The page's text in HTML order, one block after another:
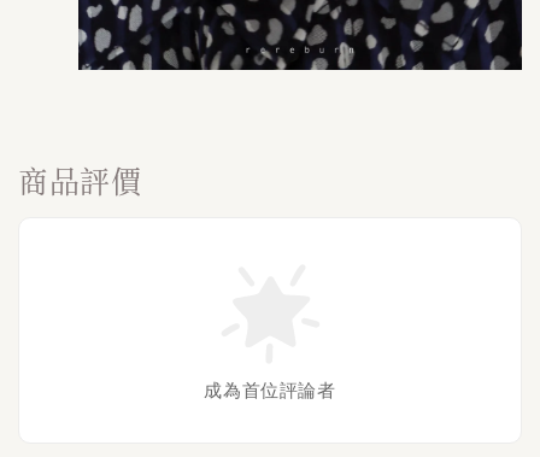
商品評價
成為首位評論者